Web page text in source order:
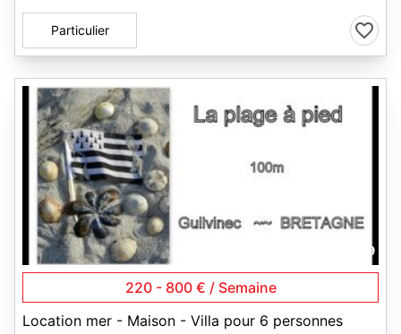
Particulier
19
220 - 800 € / Semaine
Location mer - Maison - Villa pour 6 personnes